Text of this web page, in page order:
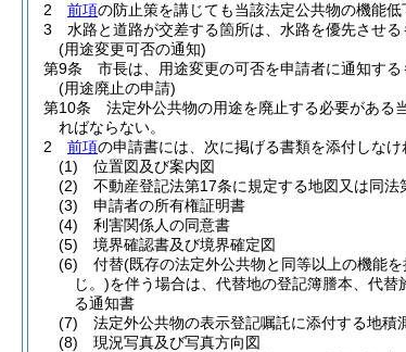
2
前項の防止策を講じても当該法定公共物の機能
3
水路と道路が交差する箇所は、水路を優先させる
(用途変更可否の通知)
第9条
市長は、用途変更の可否を申請者に通知する
(用途廃止の申請)
第10条
法定外公共物の用途を廃止する必要がある
ればならない。
2
前項の申請書には、次に掲げる書類を添付しなけ
(1)
位置図及び案内図
(2)
不動産登記法第17条に規定する地図又は同
(3)
申請者の所有権証明書
(4)
利害関係人の同意書
(5)
境界確認書及び境界確定図
(6)
付替(既存の法定外公共物と同等以上の機能
じ。)を伴う場合は、代替地の登記簿謄本、代替
る通知書
(7)
法定外公共物の表示登記嘱託に添付する地
(8)
現況写真及び写真方向図